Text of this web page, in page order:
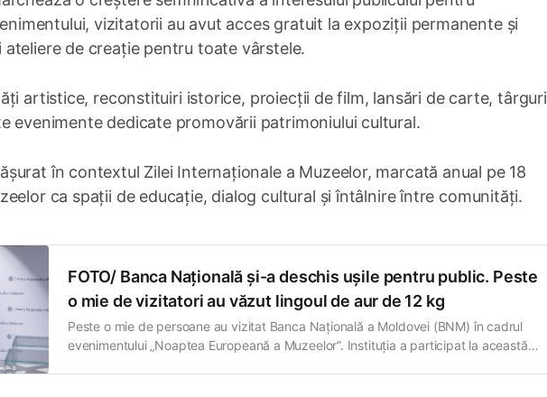
vizitatorii au avut acces gratuit la expoziții permanente și
de creație pentru toate vârstele.
artistice, reconstituiri istorice, proiecții de film, lansări de carte, târguri
evenimente dedicate promovării patrimoniului cultural.
în contextul Zilei Internaționale a Muzeelor, marcată anual pe 18
ca spații de educație, dialog cultural și întâlnire între comunități.
FOTO/ Banca Națională și-a deschis ușile pentru public. Peste
o mie de vizitatori au văzut lingoul de aur de 12 kg
Peste o mie de persoane au vizitat Banca Națională a Moldovei (BNM) în cadrul
evenimentului „Noaptea Europeană a Muzeelor”. Instituția a participat la această